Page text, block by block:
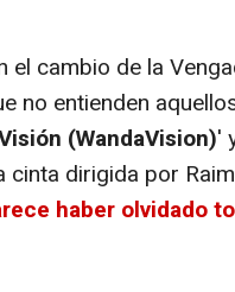
cambio de la
no entienden
(WandaVision)'
dirigida por
haber olvidado